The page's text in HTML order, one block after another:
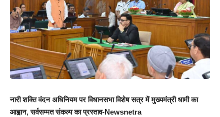
नारी शक्ति वंदन अधिनियम पर विधानसभा विशेष सत्र में मुख्यमंत्री धामी का
आह्वान, सर्वसम्मत संकल्प का प्रस्ताव-Newsnetra